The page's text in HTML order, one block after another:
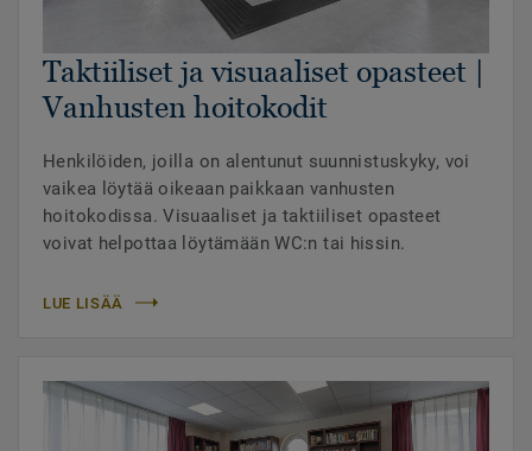
Taktiiliset ja visuaaliset opasteet |
Vanhusten hoitokodit
Henkilöiden, joilla on alentunut suunnistuskyky, voi
vaikea löytää oikeaan paikkaan vanhusten
hoitokodissa. Visuaaliset ja taktiiliset opasteet
voivat helpottaa löytämään WC:n tai hissin.
LUE LISÄÄ